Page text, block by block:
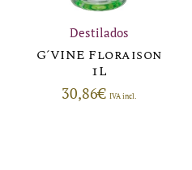
Destilados
G´VINE Floraison
1L
30,86€ IVA incl.